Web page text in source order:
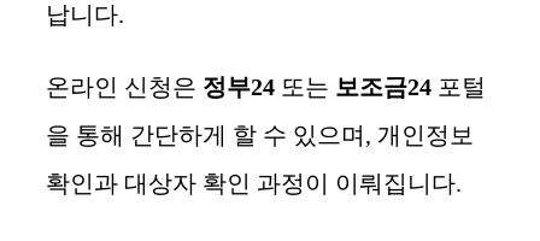
납니다.
온라인 신청은 정부24 또는 보조금24 포털
을 통해 간단하게 할 수 있으며, 개인정보
확인과 대상자 확인 과정이 이뤄집니다.